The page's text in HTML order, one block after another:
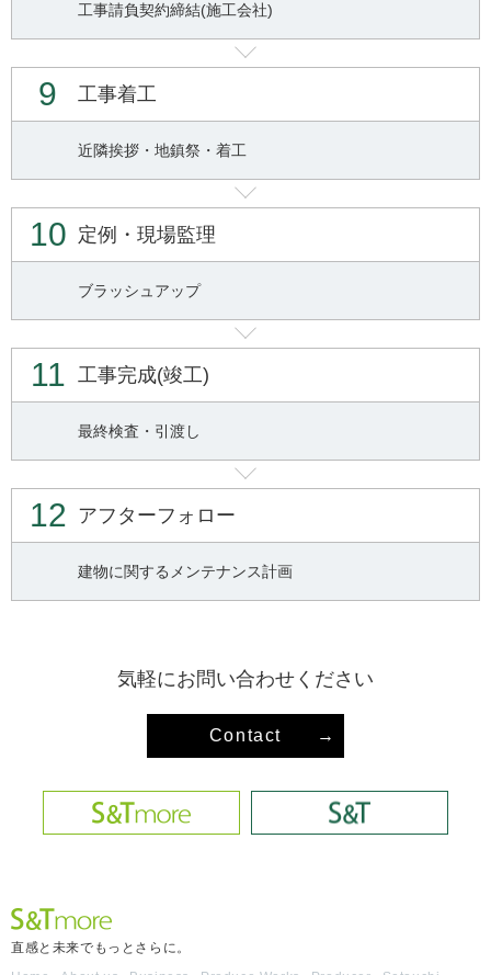
工事請負契約締結(施工会社)
9 工事着工
近隣挨拶・地鎮祭・着工
10 定例・現場監理
ブラッシュアップ
11 工事完成(竣工)
最終検査・引渡し
12 アフターフォロー
建物に関するメンテナンス計画
気軽にお問い合わせください
Contact →
直感と未来でもっとさらに。